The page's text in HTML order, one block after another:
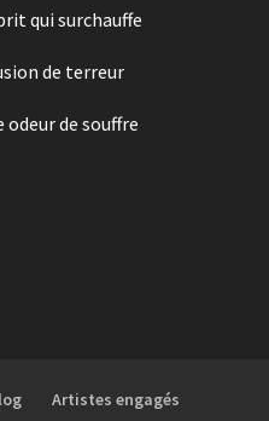
qui surchauffe
de terreur
odeur de souffre
Artistes engagés